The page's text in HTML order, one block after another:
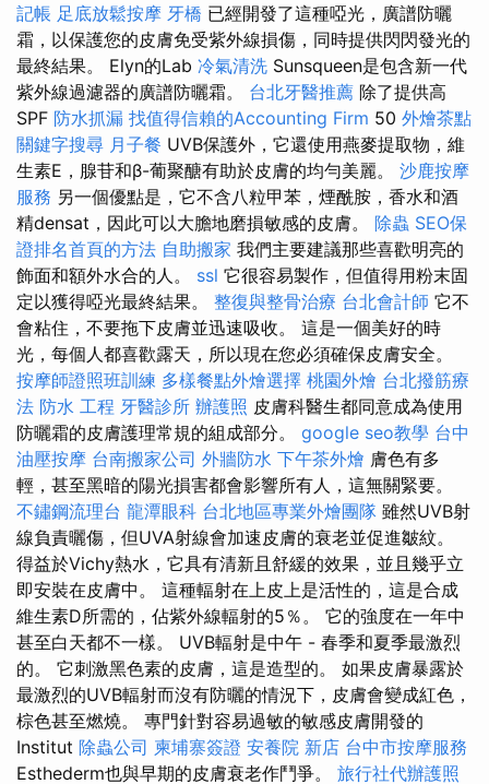
記帳 足底放鬆按摩 牙橋 已經開發了這種啞光，廣譜防曬
霜，以保護您的皮膚免受紫外線損傷，同時提供閃閃發光的
最終結果。 Elyn的Lab 冷氣清洗 Sunsqueen是包含新一代
紫外線過濾器的廣譜防曬霜。 台北牙醫推薦 除了提供高
SPF 防水抓漏 找值得信賴的Accounting Firm 50 外燴茶點
關鍵字搜尋 月子餐 UVB保護外，它還使用燕麥提取物，維
生素E，腺苷和β-葡聚醣有助於皮膚的均勻美麗。 沙鹿按摩
服務 另一個優點是，它不含八粒甲苯，煙酰胺，香水和酒
精densat，因此可以大膽地磨損敏感的皮膚。 除蟲 SEO保
證排名首頁的方法 自助搬家 我們主要建議那些喜歡明亮的
飾面和額外水合的人。 ssl 它很容易製作，但值得用粉末固
定以獲得啞光最終結果。 整復與整骨治療 台北會計師 它不
會粘住，不要拖下皮膚並迅速吸收。 這是一個美好的時
光，每個人都喜歡露天，所以現在您必須確保皮膚安全。
按摩師證照班訓練 多樣餐點外燴選擇 桃園外燴 台北撥筋療
法 防水 工程 牙醫診所 辦護照 皮膚科醫生都同意成為使用
防曬霜的皮膚護理常規的組成部分。 google seo教學 台中
油壓按摩 台南搬家公司 外牆防水 下午茶外燴 膚色有多
輕，甚至黑暗的陽光損害都會影響所有人，這無關緊要。
不鏽鋼流理台 龍潭眼科 台北地區專業外燴團隊 雖然UVB射
線負責曬傷，但UVA射線會加速皮膚的衰老並促進皺紋。
得益於Vichy熱水，它具有清新且舒緩的效果，並且幾乎立
即安裝在皮膚中。 這種輻射在上皮上是活性的，這是合成
維生素D所需的，佔紫外線輻射的5％。 它的強度在一年中
甚至白天都不一樣。 UVB輻射是中午 - 春季和夏季最激烈
的。 它刺激黑色素的皮膚，這是造型的。 如果皮膚暴露於
最激烈的UVB輻射而沒有防曬的情況下，皮膚會變成紅色，
棕色甚至燃燒。 專門針對容易過敏的敏感皮膚開發的
Institut 除蟲公司 柬埔寨簽證 安養院 新店 台中市按摩服務
Esthederm也與早期的皮膚衰老作鬥爭。 旅行社代辦護照